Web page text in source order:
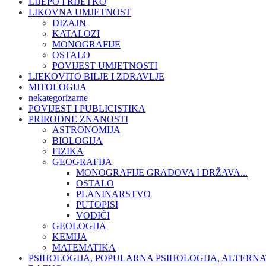
LIKOVNA UMJETNOST
DIZAJN
KATALOZI
MONOGRAFIJE
OSTALO
POVIJEST UMJETNOSTI
LJEKOVITO BILJE I ZDRAVLJE
MITOLOGIJA
nekategorizarne
POVIJEST I PUBLICISTIKA
PRIRODNE ZNANOSTI
ASTRONOMIJA
BIOLOGIJA
FIZIKA
GEOGRAFIJA
MONOGRAFIJE GRADOVA I DRŽAVA...
OSTALO
PLANINARSTVO
PUTOPISI
VODIČI
GEOLOGIJA
KEMIJA
MATEMATIKA
PSIHOLOGIJA, POPULARNA PSIHOLOGIJA,